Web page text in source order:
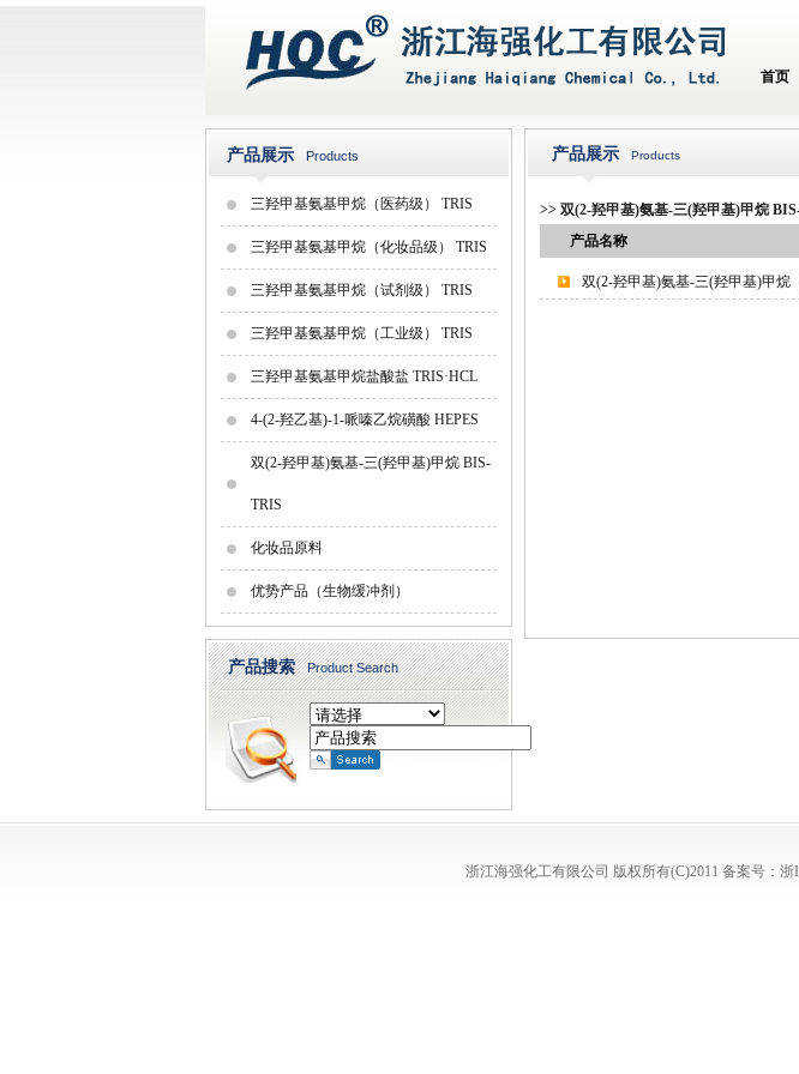
首页
产品展示 Products
三羟甲基氨基甲烷（医药级） TRIS
三羟甲基氨基甲烷（化妆品级） TRIS
三羟甲基氨基甲烷（试剂级） TRIS
三羟甲基氨基甲烷（工业级） TRIS
三羟甲基氨基甲烷盐酸盐 TRIS·HCL
4-(2-羟乙基)-1-哌嗪乙烷磺酸 HEPES
双(2-羟甲基)氨基-三(羟甲基)甲烷 BIS-
TRIS
化妆品原料
优势产品（生物缓冲剂）
产品搜索 Product Search
产品展示 Products
>> 双(2-羟甲基)氨基-三(羟甲基)甲烷
产品名称
双(2-羟甲基)氨基-三(羟甲基)甲烷
浙江海强化工有限公司 版权所有(C)2011 备案号：浙